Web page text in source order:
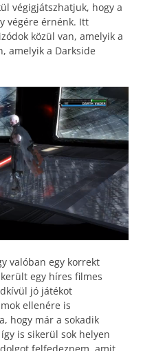
végigjátszhatjuk, hogy a
végére érnénk. Itt
közül van, amelyik a
amelyik a Darkside
valóban egy korrekt
egy híres filmes
jó játékot
ellenére is
hogy már a sokadik
is sikerül sok helyen
felfedeznem, amit